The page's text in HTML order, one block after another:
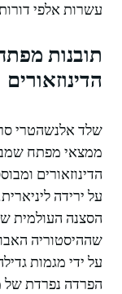
עשרות אלפי
תובנות
הדינוזאורים
שלד אלנשהטרי
ממצאי מפתח
הדינוזאורים
על ירידה
הסצנה העולמית
שההיסטוריה
על ידי מגמות
הפרדה נפרדת של